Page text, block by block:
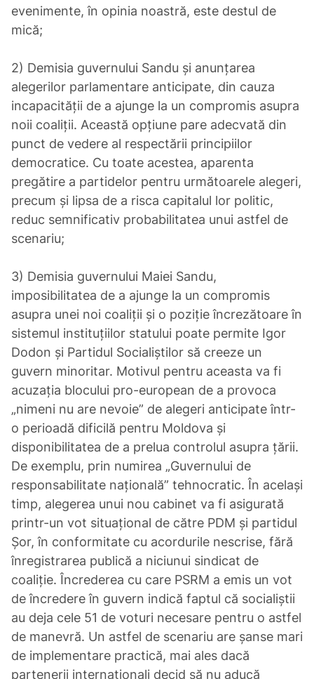
evenimente, în opinia noastră, este destul de
mică;
2) Demisia guvernului Sandu și anunțarea
alegerilor parlamentare anticipate, din cauza
incapacității de a ajunge la un compromis asupra
noii coaliții. Această opțiune pare adecvată din
punct de vedere al respectării principiilor
democratice. Cu toate acestea, aparenta
pregătire a partidelor pentru următoarele alegeri,
precum și lipsa de a risca capitalul lor politic,
reduc semnificativ probabilitatea unui astfel de
scenariu;
3) Demisia guvernului Maiei Sandu,
imposibilitatea de a ajunge la un compromis
asupra unei noi coaliții și o poziție încrezătoare în
sistemul instituțiilor statului poate permite Igor
Dodon și Partidul Socialiștilor să creeze un
guvern minoritar. Motivul pentru aceasta va fi
acuzația blocului pro-european de a provoca
„nimeni nu are nevoie” de alegeri anticipate într-
o perioadă dificilă pentru Moldova și
disponibilitatea de a prelua controlul asupra țării.
De exemplu, prin numirea „Guvernului de
responsabilitate națională” tehnocratic. În același
timp, alegerea unui nou cabinet va fi asigurată
printr-un vot situațional de către PDM și partidul
Șor, în conformitate cu acordurile nescrise, fără
înregistrarea publică a niciunui sindicat de
coaliție. Încrederea cu care PSRM a emis un vot
de încredere în guvern indică faptul că socialiștii
au deja cele 51 de voturi necesare pentru o astfel
de manevră. Un astfel de scenariu are șanse mari
de implementare practică, mai ales dacă
partenerii internaționali decid să nu aducă